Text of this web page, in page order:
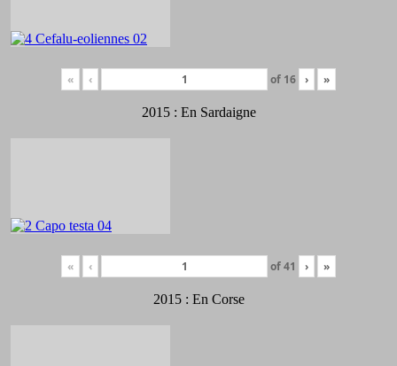
« ‹ of 16 › »
2015 : En Sardaigne
« ‹ of41 › »
2015 : En Corse